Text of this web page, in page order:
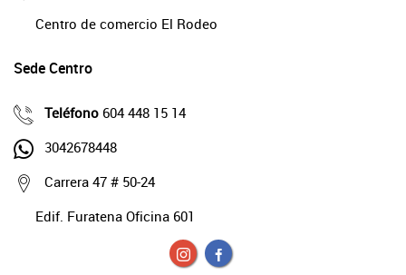
Centro de comercio El Rodeo
Sede Centro
Teléfono 604 448 15 14
3042678448
Carrera 47 # 50-24
Edif. Furatena Oficina 601